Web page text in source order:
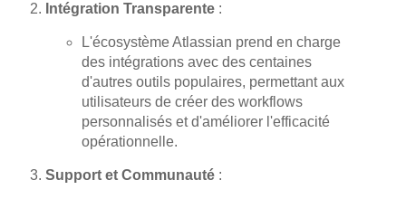
Intégration Transparente :
L'écosystème Atlassian prend en charge
des intégrations avec des centaines
d'autres outils populaires, permettant aux
utilisateurs de créer des workflows
personnalisés et d'améliorer l'efficacité
opérationnelle.
Support et Communauté :